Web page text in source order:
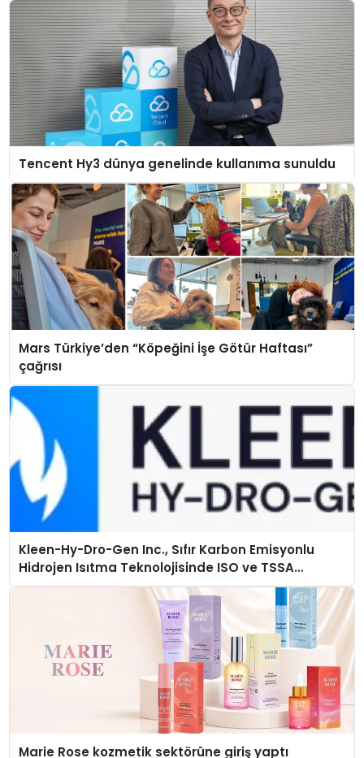
Tencent Hy3 dünya genelinde kullanıma sunuldu
Mars Türkiye’den “Köpeğini İşe Götür Haftası”
çağrısı
Kleen-Hy-Dro-Gen Inc., Sıfır Karbon Emisyonlu
Hidrojen Isıtma Teknolojisinde ISO ve TSSA
Düzenleyici Onaylarını Aldı
Marie Rose kozmetik sektörüne giriş yaptı